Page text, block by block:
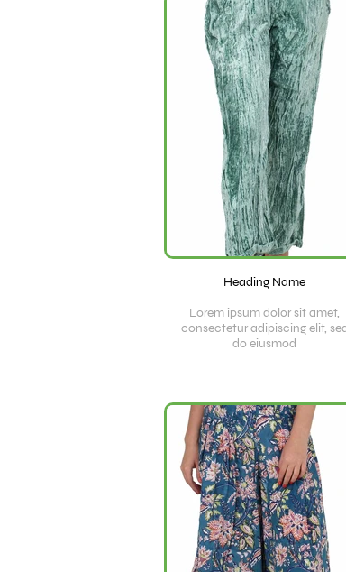
Heading Name
Lorem ipsum dolor sit amet,
consectetur adipiscing elit,
do eiusmod